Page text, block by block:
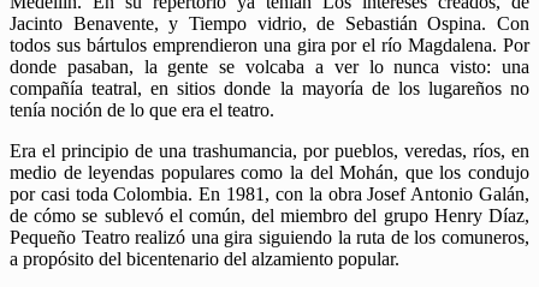
Jacinto Benavente, y Tiempo vidrio, de Sebastián Ospina. Con
todos sus bártulos emprendieron una gira por el río Magdalena. Por
donde pasaban, la gente se volcaba a ver lo nunca visto: una
compañía teatral, en sitios donde la mayoría de los lugareños no
tenía noción de lo que era el teatro.
Era el principio de una trashumancia, por pueblos, veredas, ríos, en
medio de leyendas populares como la del Mohán, que los condujo
por casi toda Colombia. En 1981, con la obra Josef Antonio Galán,
de cómo se sublevó el común, del miembro del grupo Henry Díaz,
Pequeño Teatro realizó una gira siguiendo la ruta de los comuneros,
a propósito del bicentenario del alzamiento popular.